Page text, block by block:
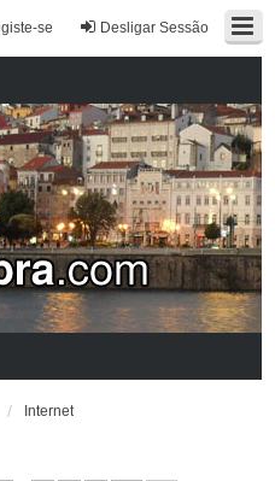
Desligar Sessão
se
Internet